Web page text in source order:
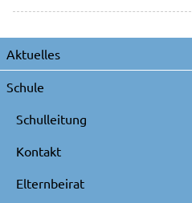
Navigation
überspringen
Aktuelles
Schule
Schulleitung
Kontakt
Elternbeirat